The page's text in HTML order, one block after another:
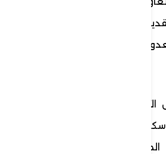
المساعدة في حالة
للقوات المسلحة
والوادي الجديدة
إن زيارة الرئيس